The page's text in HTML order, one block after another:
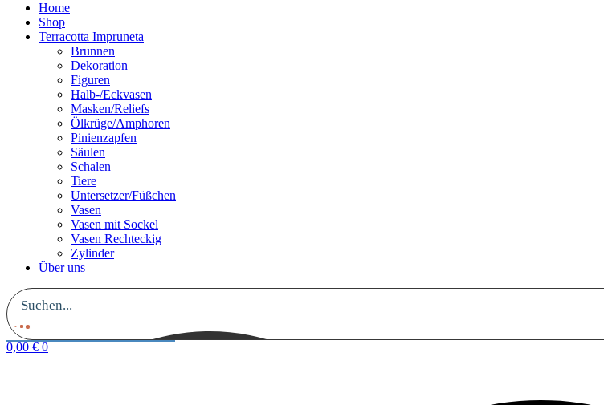
Home
Shop
Terracotta Impruneta
Brunnen
Dekoration
Figuren
Halb-/Eckvasen
Masken/Reliefs
Ölkrüge/Amphoren
Pinienzapfen
Säulen
Schalen
Tiere
Untersetzer/Füßchen
Vasen
Vasen mit Sockel
Vasen Rechteckig
Zylinder
Über uns
0,00 € 0